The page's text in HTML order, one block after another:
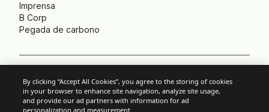
Imprensa
B Corp
Pegada de carbono
Cookies
Política anti-spam
Política de privacidade
By clicking “Accept All Cookies”, you agree to the storing of cookies
in your browser to enhance site navigation, analyze site usage,
and provide our ad partners with information for ad
personalization and measurement.